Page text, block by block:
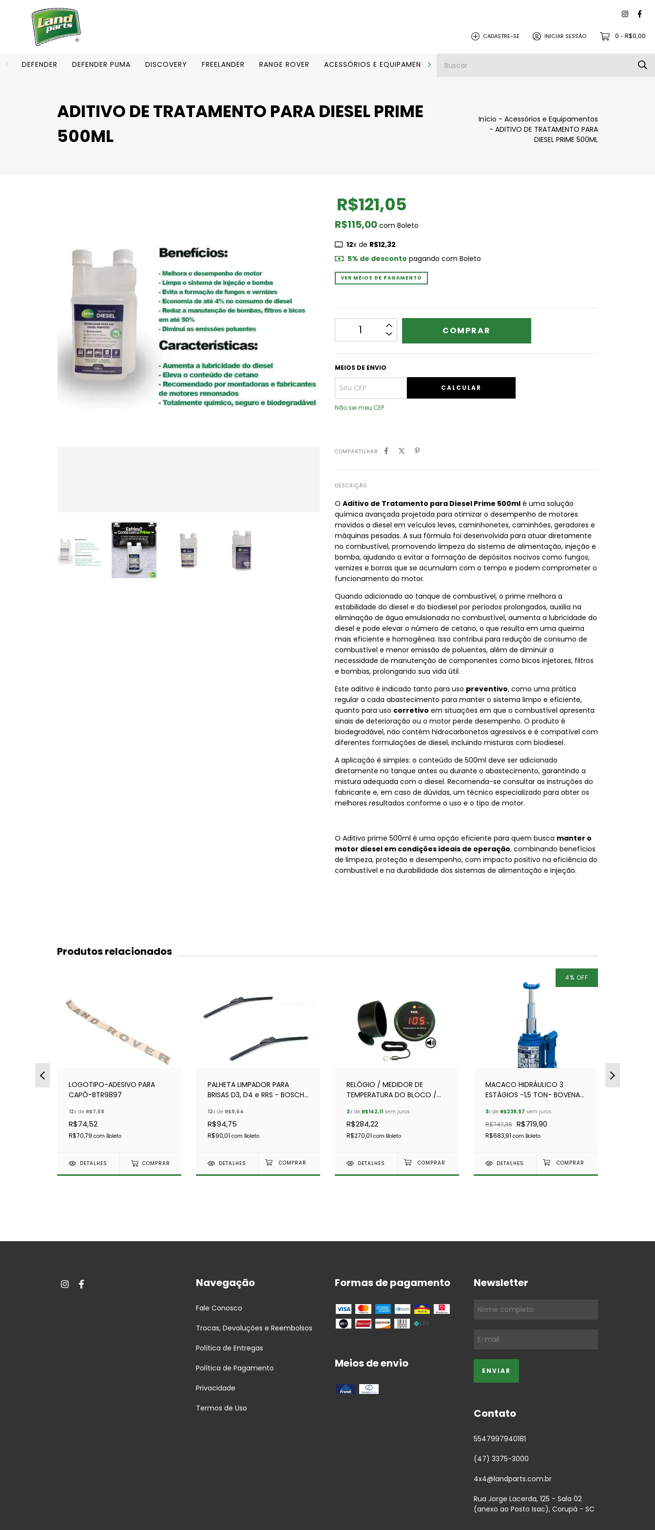
CADASTRE-SE INICIAR SESSÃO 0 - R$0,00
DEFENDER DEFENDER PUMA DISCOVERY FREELANDER RANGE ROVER ACESSÓRIOS E EQUIPAMENTOS PEÇAS PARA REVISÃO
ADITIVO DE TRATAMENTO PARA DIESEL PRIME
500ML
Início - Acessórios e Equipamentos
- ADITIVO DE TRATAMENTO PARA
DIESEL PRIME 500ML
R$121,05
R$115,00 com Boleto
12x de R$12,32
5% de desconto pagando com Boleto
VER MEIOS DE PAGAMENTO
MEIOS DE ENVIO
CALCULAR
Não sei meu CEP
COMPARTILHAR
DESCRIÇÃO
O Aditivo de Tratamento para Diesel Prime 500ml é uma solução
química avançada projetada para otimizar o desempenho de motores
movidos a diesel em veículos leves, caminhonetes, caminhões, geradores e
máquinas pesadas. A sua fórmula foi desenvolvida para atuar diretamente
no combustível, promovendo limpeza do sistema de alimentação, injeção e
bomba, ajudando a evitar a formação de depósitos nocivos como fungos,
vernizes e borras que se acumulam com o tempo e podem comprometer o
funcionamento do motor.
Quando adicionado ao tanque de combustível, o prime melhora a
estabilidade do diesel e do biodiesel por períodos prolongados, auxilia na
eliminação de água emulsionada no combustível, aumenta a lubricidade do
diesel e pode elevar o número de cetano, o que resulta em uma queima
mais eficiente e homogênea. Isso contribui para redução de consumo de
combustível e menor emissão de poluentes, além de diminuir a
necessidade de manutenção de componentes como bicos injetores, filtros
e bombas, prolongando sua vida útil.
Este aditivo é indicado tanto para uso preventivo, como uma prática
regular a cada abastecimento para manter o sistema limpo e eficiente,
quanto para uso corretivo em situações em que o combustível apresenta
sinais de deterioração ou o motor perde desempenho. O produto é
biodegradável, não contém hidrocarbonetos agressivos e é compatível com
diferentes formulações de diesel, incluindo misturas com biodiesel.
A aplicação é simples: o conteúdo de 500ml deve ser adicionado
diretamente no tanque antes ou durante o abastecimento, garantindo a
mistura adequada com o diesel. Recomenda-se consultar as instruções do
fabricante e, em caso de dúvidas, um técnico especializado para obter os
melhores resultados conforme o uso e o tipo de motor.
O Aditivo prime 500ml é uma opção eficiente para quem busca manter o
motor diesel em condições ideais de operação, combinando benefícios
de limpeza, proteção e desempenho, com impacto positivo na eficiência do
combustível e na durabilidade dos sistemas de alimentação e injeção.
Produtos relacionados
LOGOTIPO-ADESIVO PARA
CAPÔ-BTR9897
12x de R$7,58
R$74,52
R$70,79 com Boleto
DETALHES COMPRAR
PALHETA LIMPADOR PARA
BRISAS D3, D4 e RRS - BOSCH
12x de R$9,64
R$94,75
R$90,01 com Boleto
DETALHES
RELÓGIO / MEDIDOR DE
TEMPERATURA DO BLOCO /
CONFIGURÁVEL - RC
2x de R$142,11 sem juros
R$284,22
R$270,01 com Boleto
DETALHES
4% OFF
MACACO HIDRÁULICO 3
ESTÁGIOS -1,5 TON- BOVENAU
3x de R$239,97 sem juros
R$747,36 R$719,90
R$683,91 com Boleto
DETALHES
Navegação
Fale Conosco
Trocas, Devoluções e Reembolsos
Política de Entregas
Política de Pagamento
Privacidade
Termos de Uso
Formas de pagamento
Meios de envio
Newsletter
Contato
5547997940181
(47) 3375-3000
4x4@landparts.com.br
Rua Jorge Lacerda, 125 - Sala 02
(anexo ao Posto Isac), Corupá - SC